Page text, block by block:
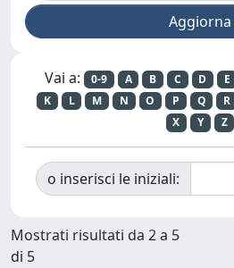
Vai a: 0-9 A B C D E
K
L M N O P Q R
X
Y Z
o inserisci le iniziali:
Mostrati risultati da 2 a 5
di 5